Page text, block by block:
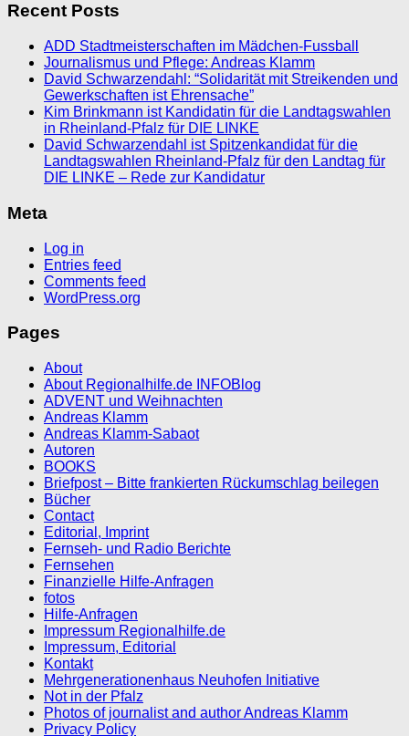
Recent Posts
ADD Stadtmeisterschaften im Mädchen-Fussball
Journalismus und Pflege: Andreas Klamm
David Schwarzendahl: “Solidarität mit Streikenden und
Gewerkschaften ist Ehrensache”
Kim Brinkmann ist Kandidatin für die Landtagswahlen
in Rheinland-Pfalz für DIE LINKE
David Schwarzendahl ist Spitzenkandidat für die
Landtagswahlen Rheinland-Pfalz für den Landtag für
DIE LINKE – Rede zur Kandidatur
Meta
Log in
Entries feed
Comments feed
WordPress.org
Pages
About
About Regionalhilfe.de INFOBlog
ADVENT und Weihnachten
Andreas Klamm
Andreas Klamm-Sabaot
Autoren
BOOKS
Briefpost – Bitte frankierten Rückumschlag beilegen
Bücher
Contact
Editorial, Imprint
Fernseh- und Radio Berichte
Fernsehen
Finanzielle Hilfe-Anfragen
fotos
Hilfe-Anfragen
Impressum Regionalhilfe.de
Impressum, Editorial
Kontakt
Mehrgenerationenhaus Neuhofen Initiative
Not in der Pfalz
Photos of journalist and author Andreas Klamm
Privacy Policy